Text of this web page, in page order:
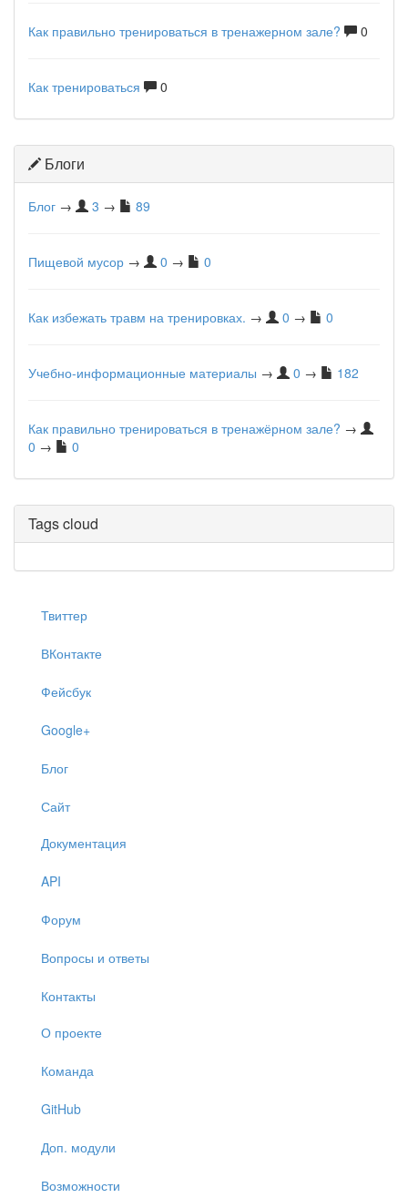
Как правильно тренироваться в тренажерном зале? 0
Как тренироваться 0
Блоги
Блог → 3 → 89
Пищевой мусор → 0 → 0
Как избежать травм на тренировках. → 0 → 0
Учебно-информационные материалы → 0 → 182
Как правильно тренироваться в тренажёрном зале? →
0 → 0
Tags cloud
Твиттер
ВКонтакте
Фейсбук
Google+
Блог
Сайт
Документация
API
Форум
Вопросы и ответы
Контакты
О проекте
Команда
GitHub
Доп. модули
Возможности